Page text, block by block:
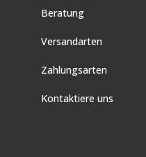
Beratung
Versandarten
Zahlungsarten
Kontaktiere uns